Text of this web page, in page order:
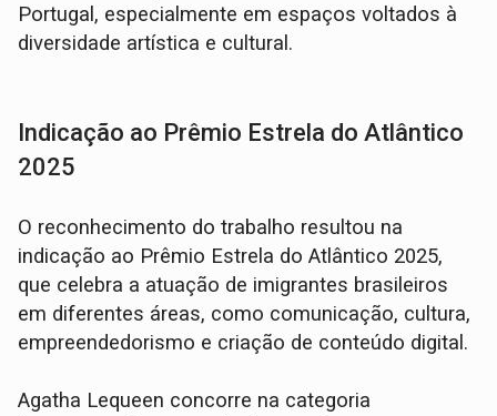
Portugal, especialmente em espaços voltados à
diversidade artística e cultural.
Indicação ao Prêmio Estrela do Atlântico
2025
O reconhecimento do trabalho resultou na
indicação ao Prêmio Estrela do Atlântico 2025,
que celebra a atuação de imigrantes brasileiros
em diferentes áreas, como comunicação, cultura,
empreendedorismo e criação de conteúdo digital.
Agatha Lequeen concorre na categoria